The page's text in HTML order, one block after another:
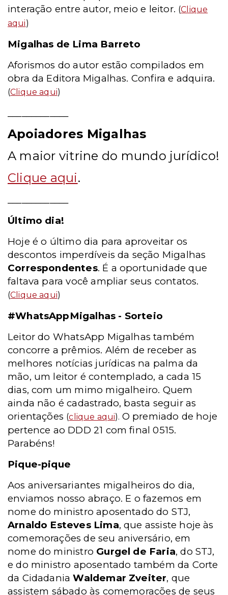
interação entre autor, meio e leitor. (Clique
aqui)
Migalhas de Lima Barreto
Aforismos do autor estão compilados em
obra da Editora Migalhas. Confira e adquira.
(Clique aqui)
Apoiadores Migalhas
A maior vitrine do mundo jurídico!
Clique aqui.
Último dia!
Hoje é o último dia para aproveitar os
descontos imperdíveis da seção Migalhas
Correspondentes. É a oportunidade que
faltava para você ampliar seus contatos.
(Clique aqui)
#WhatsAppMigalhas - Sorteio
Leitor do WhatsApp Migalhas também
concorre a prêmios. Além de receber as
melhores notícias jurídicas na palma da
mão, um leitor é contemplado, a cada 15
dias, com um mimo migalheiro. Quem
ainda não é cadastrado, basta seguir as
orientações (clique aqui). O premiado de hoje
pertence ao DDD 21 com final 0515.
Parabéns!
Pique-pique
Aos aniversariantes migalheiros do dia,
enviamos nosso abraço. E o fazemos em
nome do ministro aposentado do STJ,
Arnaldo Esteves Lima, que assiste hoje às
comemorações de seu aniversário, em
nome do ministro Gurgel de Faria, do STJ,
e do ministro aposentado também da Corte
da CidadaniaWaldemar Zveiter, que
assistem sábado às comemorações de seus